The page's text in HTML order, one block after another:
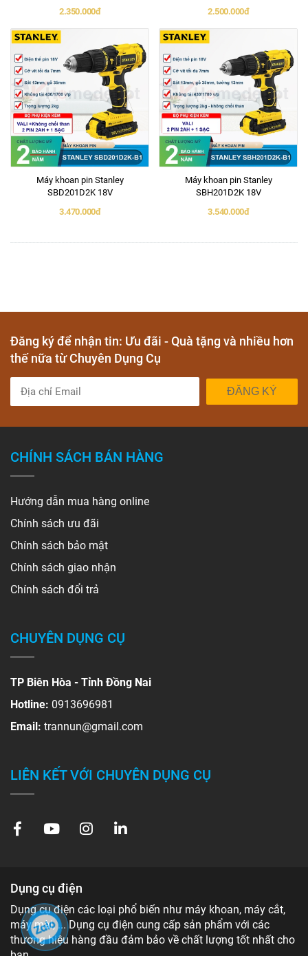
2.350.000đ
2.500.000đ
Máy khoan pin Stanley
SBD201D2K 18V
3.470.000đ
Máy khoan pin Stanley
SBH201D2K 18V
3.540.000đ
Dụng cụ điện
Dụng cụ điện các loại phổ biến như máy khoan, máy cắt,
máy mài, ... Dụng cụ điện cung cấp sản phẩm với các
thương hiệu hàng đầu đảm bảo về chất lượng tốt nhất cho
Đăng ký để nhận tin: Ưu đãi - Quà tặng và nhiều hơn
thế nữa từ Chuyên Dụng Cụ
ĐĂNG KÝ
CHÍNH SÁCH BÁN HÀNG
Hướng dẫn mua hàng online
Chính sách ưu đãi
Chính sách bảo mật
Chính sách giao nhận
Chính sách đổi trả
CHUYÊN DỤNG CỤ
TP Biên Hòa - Tỉnh Đồng Nai
Hotline: 0913696981
Email: trannun@gmail.com
LIÊN KẾT VỚI CHUYÊN DỤNG CỤ